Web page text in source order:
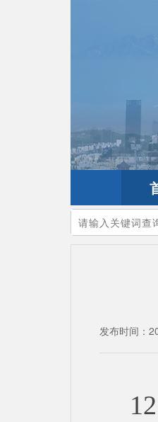
您的当前位置：首页>要
发布时间：